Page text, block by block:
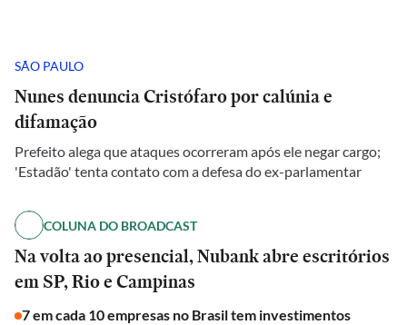
SÃO PAULO
Nunes denuncia Cristófaro por calúnia e
difamação
Prefeito alega que ataques ocorreram após ele negar cargo;
'Estadão' tenta contato com a defesa do ex-parlamentar
COLUNA DO BROADCAST
Na volta ao presencial, Nubank abre escritórios
em SP, Rio e Campinas
7 em cada 10 empresas no Brasil tem investimentos